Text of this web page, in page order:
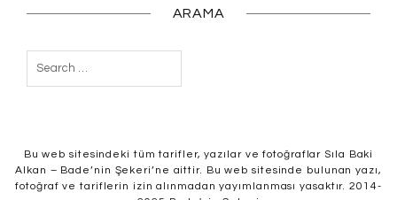
ARAMA
Arama:
Bu web sitesindeki tüm tarifler, yazılar ve fotoğraflar Sıla Baki
Alkan – Bade’nin Şekeri’ne aittir. Bu web sitesinde bulunan yazı,
fotoğraf ve tariflerin izin alınmadan yayımlanması yasaktır. 2014-